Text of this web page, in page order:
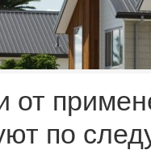
от
по